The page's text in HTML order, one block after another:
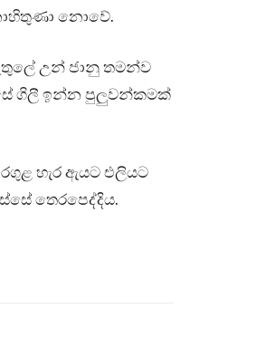
නොවේ.
ඇතුලේ උන් ජානු තමන්ව
ගිලී ඉන්න පුලුවන්කමක්
හැර ඇයට එලියට
තෙරපෙද්දිය.